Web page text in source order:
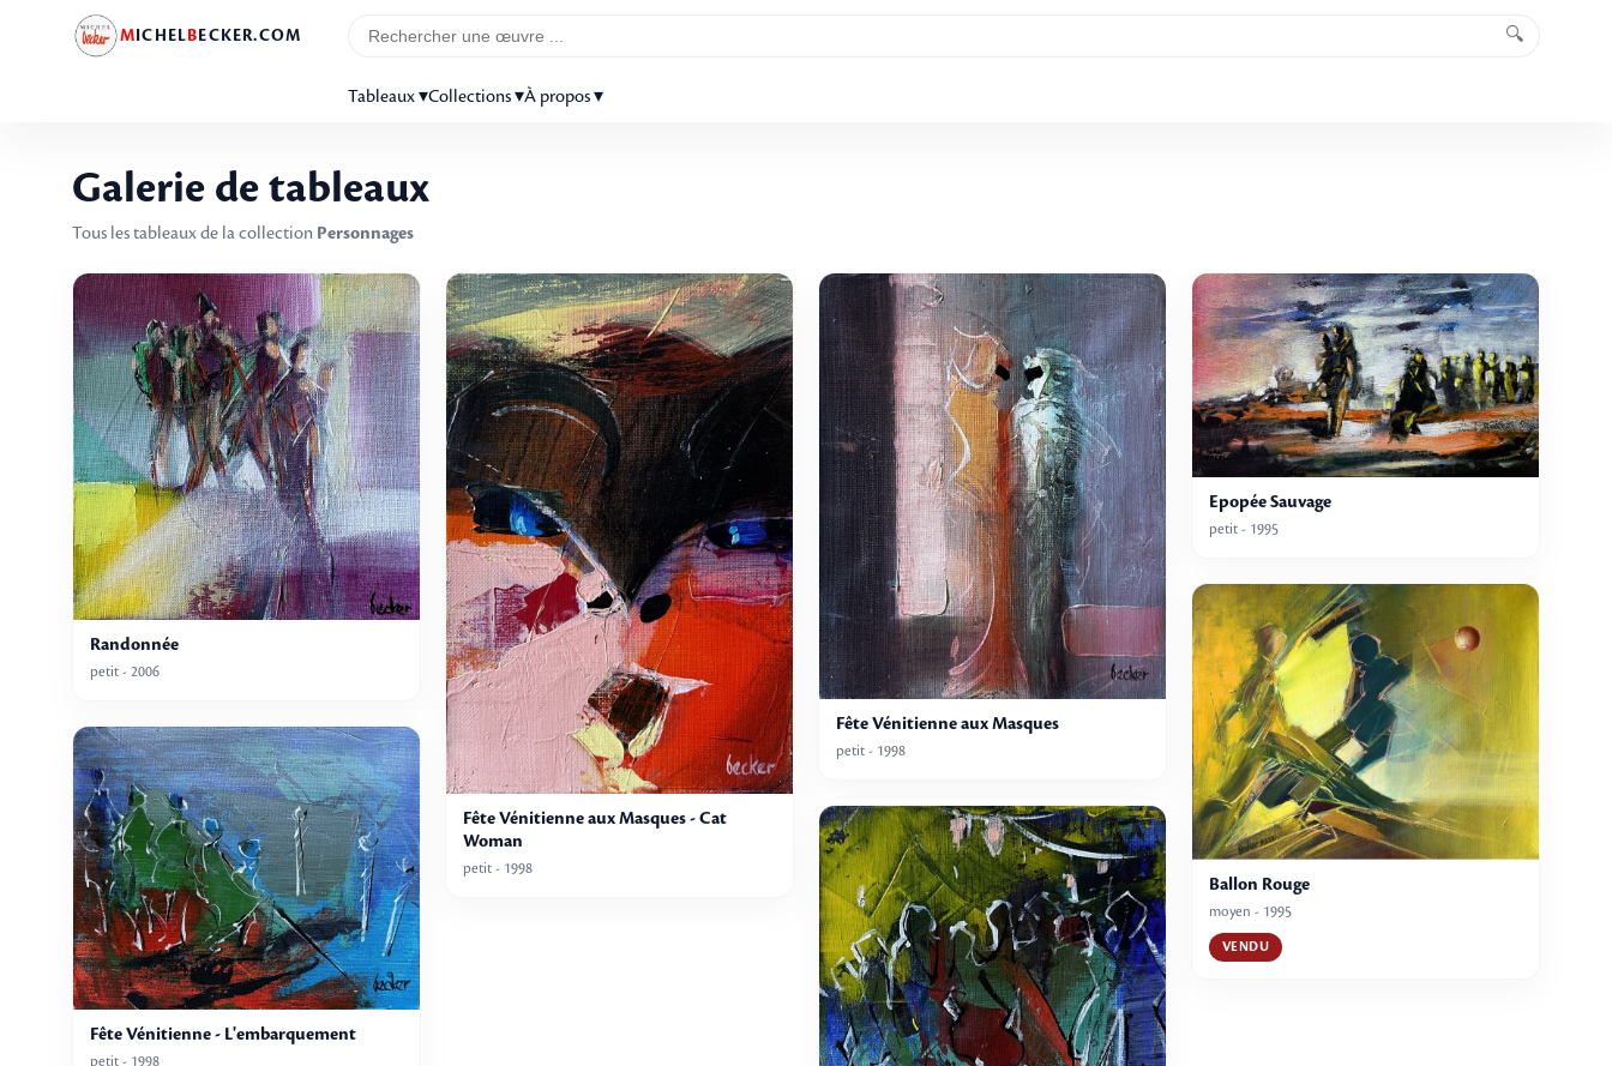
M ICHELBECKER.COM 🔍
Tableaux ▾Collections ▾À propos ▾
Galerie de tableaux
Tous les tableaux de la collection Personnages
Randonnée
petit - 2006
Fête Vénitienne - L'embarquement
petit - 1998
Fête Vénitienne aux Masques - Cat
Woman
petit - 1998
Fête Vénitienne aux Masques
petit - 1998
Epopée Sauvage
petit - 1995
Ballon Rouge
moyen - 1995
VENDU